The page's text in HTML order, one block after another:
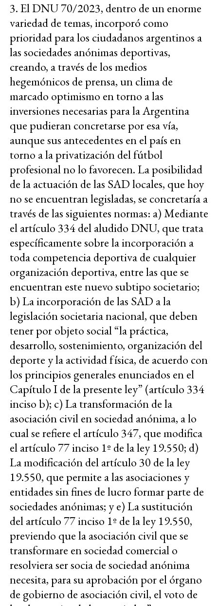
3. El DNU 70/2023, dentro de un enorme
variedad de temas, incorporó como
prioridad para los ciudadanos argentinos a
las sociedades anónimas deportivas,
creando, a través de los medios
hegemónicos de prensa, un clima de
marcado optimismo en torno a las
inversiones necesarias para la Argentina
que pudieran concretarse por esa vía,
aunque sus antecedentes en el país en
torno a la privatización del fútbol
profesional no lo favorecen. La posibilidad
de la actuación de las SAD locales, que hoy
no se encuentran legisladas, se concretaría a
través de las siguientes normas: a) Mediante
el artículo 334 del aludido DNU, que trata
específicamente sobre la incorporación a
toda competencia deportiva de cualquier
organización deportiva, entre las que se
encuentran este nuevo subtipo societario;
b) La incorporación de las SAD a la
legislación societaria nacional, que deben
tener por objeto social “la práctica,
desarrollo, sostenimiento, organización del
deporte y la actividad física, de acuerdo con
los principios generales enunciados en el
Capítulo I de la presente ley” (artículo 334
inciso b); c) La transformación de la
asociación civil en sociedad anónima, a lo
cual se refiere el artículo 347, que modifica
el artículo 77 inciso 1º de la ley 19.550; d)
La modificación del artículo 30 de la ley
19.550, que permite a las asociaciones y
entidades sin fines de lucro formar parte de
sociedades anónimas; y e) La sustitución
del artículo 77 inciso 1º de la ley 19.550,
previendo que la asociación civil que se
transformare en sociedad comercial o
resolviera ser socia de sociedad anónima
necesita, para su aprobación por el órgano
de gobierno de asociación civil, el voto de